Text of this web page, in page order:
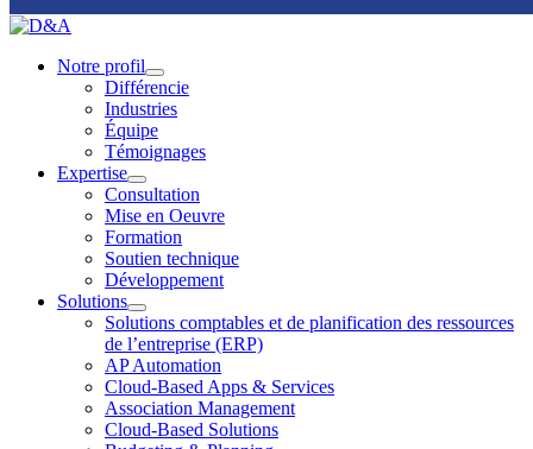
Remote
Notre profil
Open
Notre
profil
Section
Menu
Différencie
Industries
Équipe
Témoignages
Expertise
Open
Expertise
Section
Menu
Consultation
Mise en Oeuvre
Formation
Soutien technique
Développement
Solutions
Open
Solutions
Section
Menu
Solutions comptables et de planification des ressources
de l’entreprise (ERP)
AP Automation
Cloud-Based Apps & Services
Association Management
Cloud-Based Solutions